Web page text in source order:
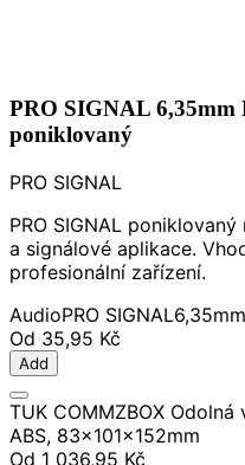
PRO SIGNAL 6,35mm
poniklovaný
PRO SIGNAL
PRO SIGNAL
a signálové aplikace.
profesionální zařízení.
AudioPRO SIGNAL
Od 35,95 Kč
Add
TUK COMMZBOX
ABS, 83x101x152mm
Od 1 036,95 Kč